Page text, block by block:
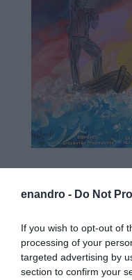
enandro - Do Not
If you wish to opt-out of
processing of your
targeted advertising by
section to confirm your
ΠΡΟΣΟΧΗ: Πολύ
Κυκλάδες